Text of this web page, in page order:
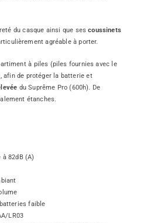
du casque ainsi que sescoussinets
agréable à porter.
à piles (piles fournies avec le
, afin de protéger la batterie et
du Suprême Pro (600h). De
étanches.
82dB (A)
faible
LR03